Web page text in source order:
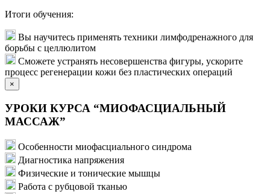
Итоги обучения:
Вы научитесь применять техники лимфодренажного для
борьбы с целлюлитом
Сможете устранять несовершенства фигуры, ускорите
процесс регенерации кожи без пластических операций
×
УРОКИ КУРСА “МИОФАСЦИАЛЬНЫЙ
МАССАЖ”
Особенности миофасциального синдрома
Диагностика напряжения
Физические и тонические мышцы
Работа с рубцовой тканью